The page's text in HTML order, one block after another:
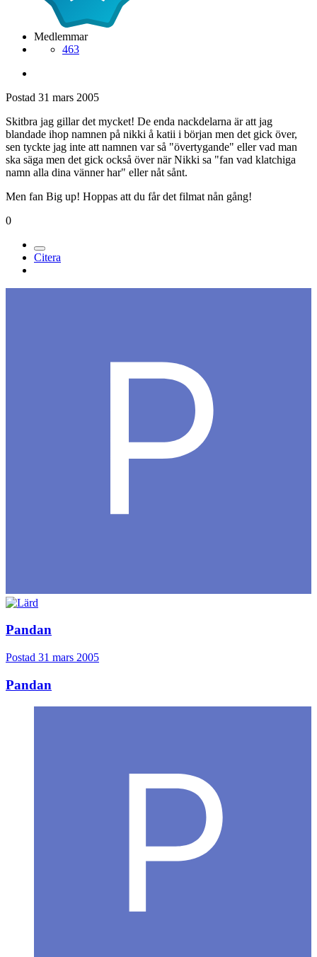
Medlemmar
463
Postad 31 mars 2005
Skitbra jag gillar det mycket! De enda nackdelarna är att jag
blandade ihop namnen på nikki å katii i början men det gick över,
sen tyckte jag inte att namnen var så "övertygande" eller vad man
ska säga men det gick också över när Nikki sa "fan vad klatchiga
namn alla dina vänner har" eller nåt sånt.
Men fan Big up! Hoppas att du får det filmat nån gång!
0
Citera
Pandan
Postad 31 mars 2005
Pandan